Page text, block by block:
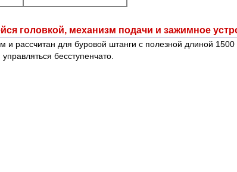
головкой, механизм подачи и зажимное
и рассчитан для буровой штанги с полезной длиной
бесступенчато.